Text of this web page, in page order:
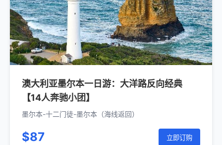
澳大利亚墨尔本一日游：大洋路反向经典
【14人奔驰小团】
墨尔本-十二门徒-墨尔本（海线返回）
$87 立即订购